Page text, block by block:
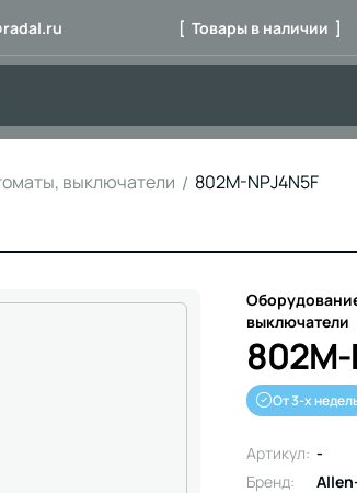
[ Товары в наличии ]
выключатели 802M-NPJ4N5F
выключатели
802M-
От 3-х
Артикул: -
Бренд: